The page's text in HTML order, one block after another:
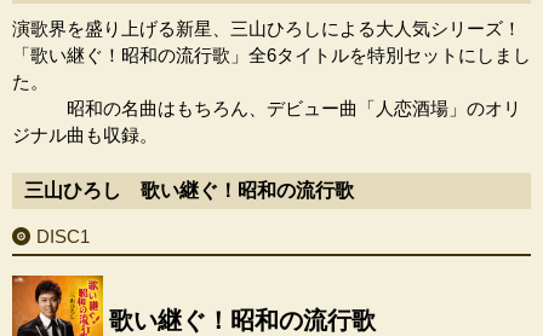
演歌界を盛り上げる新星、三山ひろしによる大人気シリーズ！
「歌い継ぐ！昭和の流行歌」全6タイトルを特別セットにしまし
た。
昭和の名曲はもちろん、デビュー曲「人恋酒場」のオリ
ジナル曲も収録。
三山ひろし 歌い継ぐ！昭和の流行歌
DISC1
歌い継ぐ！昭和の流行歌